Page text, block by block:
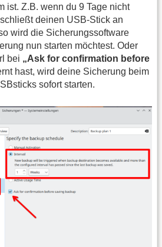
ist. Z.B. wenn du 9 Tage nicht
deinen USB-Stick an
wird die Sicherungssoftware
nun starten möchtest. Oder
bei „Ask for confirmation before
hast, wird deine Sicherung beim
sofort starten.